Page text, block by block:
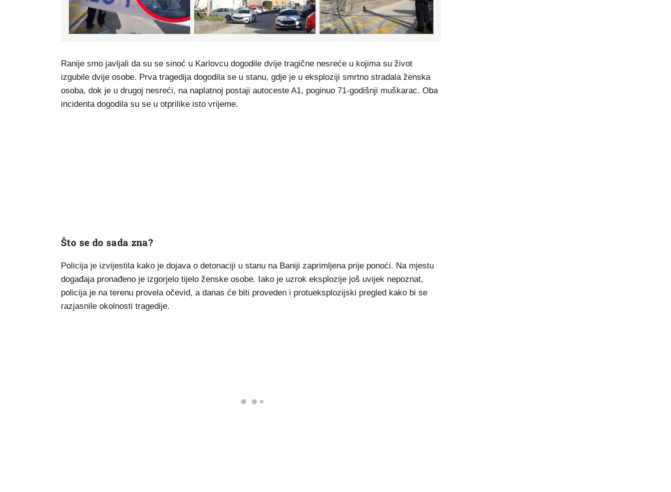
Ranije smo javljali da su se sinoć u Karlovcu dogodile dvije tragične nesreće u kojima su život
izgubile dvije osobe. Prva tragedija dogodila se u stanu, gdje je u eksploziji smrtno stradala ženska
osoba, dok je u drugoj nesreći, na naplatnoj postaji autoceste A1, poginuo 71-godišnji muškarac. Oba
incidenta dogodila su se u otprilike isto vrijeme.
Što se do sada zna?
Policija je izvijestila kako je dojava o detonaciji u stanu na Baniji zaprimljena prije ponoći. Na mjestu
događaja pronađeno je izgorjelo tijelo ženske osobe. Iako je uzrok eksplozije još uvijek nepoznat,
policija je na terenu provela očevid, a danas će biti proveden i protueksplozijski pregled kako bi se
razjasnile okolnosti tragedije.